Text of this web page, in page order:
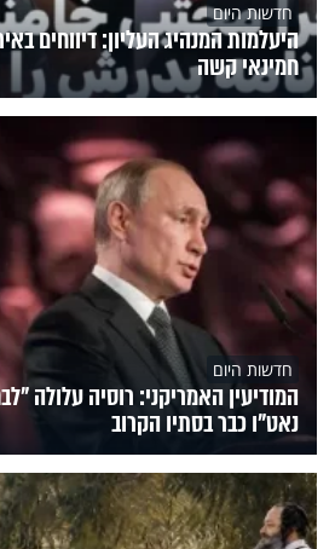
חדשות היום
היעלמות המנהיג העליון: דיווחים
חמינאי קשה
חדשות היום
המודיעין האמריקני: רוסיה עלולה
נאט"ו כבר בסתיו הקרוב